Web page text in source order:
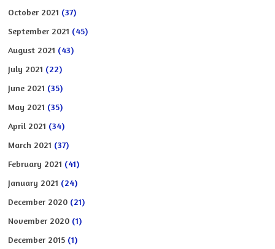
October 2021 (37)
September 2021 (45)
August 2021 (43)
July 2021 (22)
June 2021 (35)
May 2021 (35)
April 2021 (34)
March 2021 (37)
February 2021 (41)
January 2021 (24)
December 2020 (21)
November 2020 (1)
December 2015 (1)